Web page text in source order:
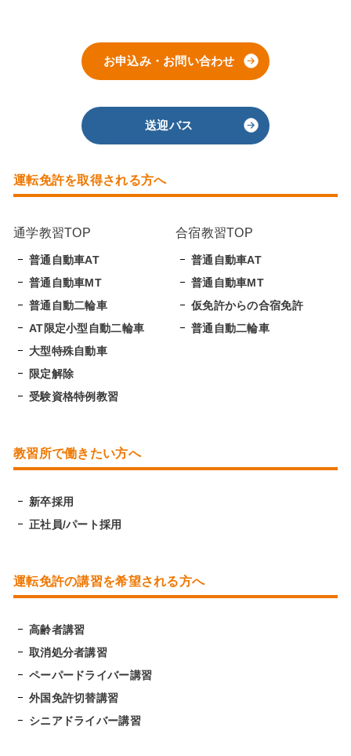
お申込み・お問い合わせ
送迎バス
運転免許を取得される方へ
通学教習TOP
普通自動車AT
普通自動車MT
普通自動二輪車
AT限定小型自動二輪車
大型特殊自動車
限定解除
受験資格特例教習
合宿教習TOP
普通自動車AT
普通自動車MT
仮免許からの合宿免許
普通自動二輪車
教習所で働きたい方へ
新卒採用
正社員/パート採用
運転免許の講習を希望される方へ
高齢者講習
取消処分者講習
ペーパードライバー講習
外国免許切替講習
シニアドライバー講習